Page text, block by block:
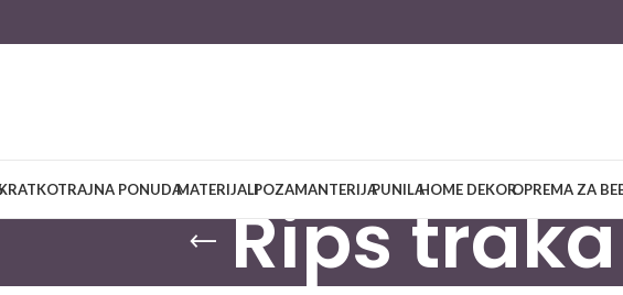
PONUDAMATERIJALIPOZAMANTERIJAPUNILAHOME DEKOROPREMA ZA
Rips traka